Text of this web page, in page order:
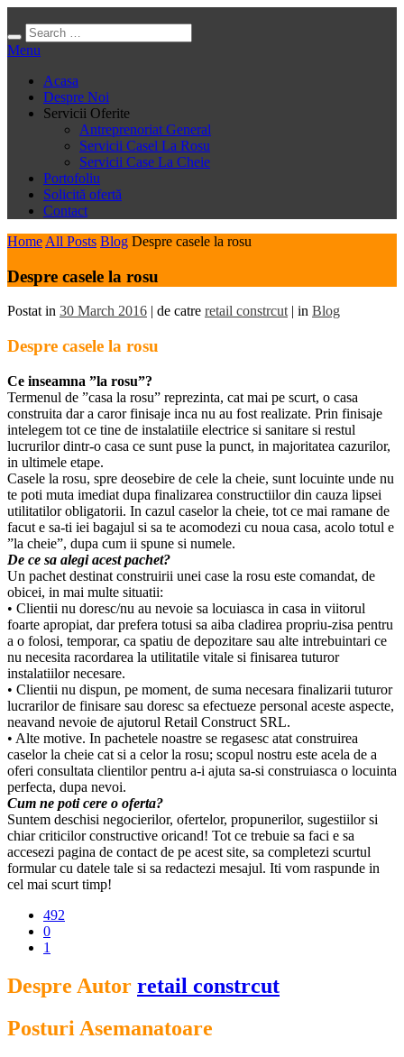
Menu
Acasa
Despre Noi
Servicii Oferite
Antreprenoriat General
Servicii Casel La Rosu
Servicii Case La Cheie
Portofoliu
Solicită ofertă
Contact
Home All Posts Blog Despre casele la rosu
Despre casele la rosu
Postat in 30 March 2016 | de catre retail constrcut | in Blog
Despre casele la rosu
Ce inseamna ”la rosu”?
Termenul de ”casa la rosu” reprezinta, cat mai pe scurt, o casa
construita dar a caror finisaje inca nu au fost realizate. Prin finisaje
intelegem tot ce tine de instalatiile electrice si sanitare si restul
lucrurilor dintr-o casa ce sunt puse la punct, in majoritatea cazurilor,
in ultimele etape.
Casele la rosu, spre deosebire de cele la cheie, sunt locuinte unde nu
te poti muta imediat dupa finalizarea constructiilor din cauza lipsei
utilitatilor obligatorii. In cazul caselor la cheie, tot ce mai ramane de
facut e sa-ti iei bagajul si sa te acomodezi cu noua casa, acolo totul e
”la cheie”, dupa cum ii spune si numele.
De ce sa alegi acest pachet?
Un pachet destinat construirii unei case la rosu este comandat, de
obicei, in mai multe situatii:
• Clientii nu doresc/nu au nevoie sa locuiasca in casa in viitorul
foarte apropiat, dar prefera totusi sa aiba cladirea propriu-zisa pentru
a o folosi, temporar, ca spatiu de depozitare sau alte intrebuintari ce
nu necesita racordarea la utilitatile vitale si finisarea tuturor
instalatiilor necesare.
• Clientii nu dispun, pe moment, de suma necesara finalizarii tuturor
lucrarilor de finisare sau doresc sa efectueze personal aceste aspecte,
neavand nevoie de ajutorul Retail Construct SRL.
• Alte motive. In pachetele noastre se regasesc atat construirea
caselor la cheie cat si a celor la rosu; scopul nostru este acela de a
oferi consultata clientilor pentru a-i ajuta sa-si construiasca o locuinta
perfecta, dupa nevoi.
Cum ne poti cere o oferta?
Suntem deschisi negocierilor, ofertelor, propunerilor, sugestiilor si
chiar criticilor constructive oricand! Tot ce trebuie sa faci e sa
accesezi pagina de contact de pe acest site, sa completezi scurtul
formular cu datele tale si sa redactezi mesajul. Iti vom raspunde in
cel mai scurt timp!
492
0
1
Despre Autor retail constrcut
Posturi Asemanatoare